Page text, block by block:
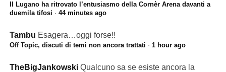
Il Lugano ha ritrovato l’entusiasmo della Cornèr Arena davanti a
duemila tifosi · 44 minutes ago
Tambu Esagera…oggi forse!!
Off Topic, discuti di temi non ancora trattati · 1 hour ago
TheBigJankowski Qualcuno sa se esiste ancora la